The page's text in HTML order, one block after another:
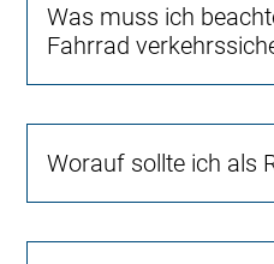
Was muss ich
Fahrrad
Worauf sollte ich als